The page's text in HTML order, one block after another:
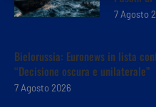
7 Agosto
Bielorussia: Euronews in lista
“Decisione oscura e unilaterale”
7 Agosto 2026